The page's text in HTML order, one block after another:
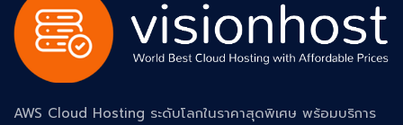
AWS Cloud Hosting ระดับโลกในราคาสุดพิเศษ พร้อมบริการ